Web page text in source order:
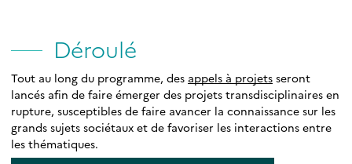
Déroulé
Tout au long du programme, des appels à projets seront
lancés afin de faire émerger des projets transdisciplinaires en
rupture, susceptibles de faire avancer la connaissance sur les
grands sujets sociétaux et de favoriser les interactions entre
les thématiques.